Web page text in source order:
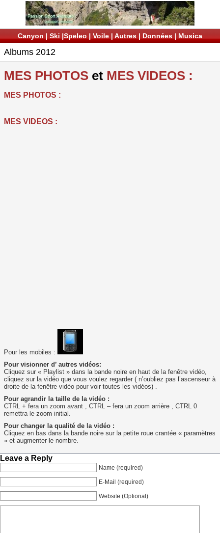
Canyon | Ski |Speleo | Voile | Autres | Données | Musica
Albums 2012
MES PHOTOS et MES VIDEOS :
MES PHOTOS :
MES VIDEOS :
Pour les mobiles :
Pour visionner d’ autres vidéos:
Cliquez sur « Playlist » dans la bande noire en haut de la fenêtre vidéo,
cliquez sur la vidéo que vous voulez regarder ( n’oubliez pas l’ascenseur à
droite de la fenêtre vidéo pour voir toutes les vidéos) .
Pour agrandir la taille de la vidéo :
CTRL + fera un zoom avant , CTRL – fera un zoom arrière , CTRL 0
remettra le zoom initial.
Pour changer la qualité de la vidéo :
Cliquez en bas dans la bande noire sur la petite roue crantée « paramètres
» et augmenter le nombre.
Leave a Reply
Name (required)
E-Mail (required)
Website (Optional)